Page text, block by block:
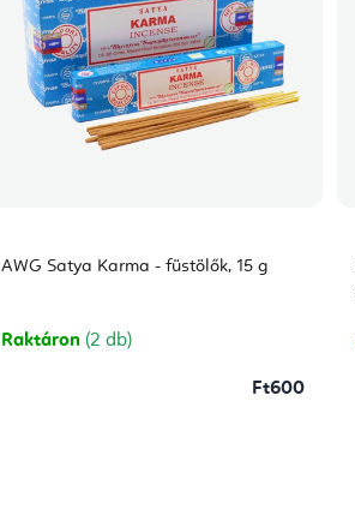
AWG Satya Karma - füstölők, 15 g
Raktáron (2 db)
Ft600